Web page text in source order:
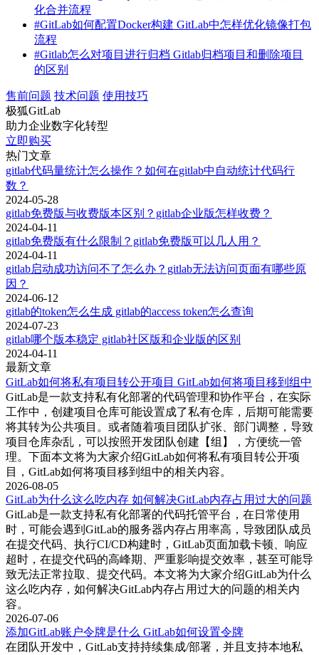
3. 应用程序错误：GitLab应用程序本身的错误也可能导致500
页面的出现。这包括代码中的bug、软件更新后的不兼容问题
或配置文件中的错误。应用程序的日志通常可以提供更多的错
误信息，帮助排查具体的问题。
4. 插件或扩展冲突：如果在GitLab中安装了第三方插件或扩
展，这些插件的冲突或不兼容也可能导致500错误。确保所有
插件和扩展都是兼容的，并且经常更新到最新版本，可以减少
这种问题的发生。
5. 文件权限问题：GitLab的运行需要访问许多文件和目录。如
果这些文件的权限设置不正确，或者文件丢失，都可能导致服
务器无法正常工作，从而显示500错误页面。
二、gitlab出现500页面怎么处理
遇到GitLab的500页面错误时，可以采取以下步骤进行处理：
1. 检查服务器日志：服务器日志是诊断500错误的第一手资
料。可以通过SSH登录到GitLab服务器，查看`/var/log/gitlab/`目
录下的日志文件，如`gitlab-rails/production.log`、
`nginx/gitlab_access.log`和`nginx/gitlab_error.log`。这些日志文件
可以提供详细的错误信息和堆栈跟踪，帮助定位问题所在。
2. 检查服务器资源：使用工具如`top`或`htop`检查服务器的
CPU和内存使用情况。如果发现资源使用过高，可以尝试增加
服务器的资源配置或者优化当前的负载。
3. 重启GitLab服务：有时候，重启GitLab服务可以解决临时的
错误。可以使用GitLab自带的命令行工具执行`sudo gitlab-ctl
restart`，以重启所有GitLab相关服务。
4. 检查数据库连接：确保数据库服务正在运行，并且配置文件
中的数据库连接设置正确。如果出现数据库问题，可以尝试重
启数据库服务，或者检查数据库的健康状况。
5. 更新和修复：确保GitLab及其所有插件和扩展都更新到最新
版本。软件的更新通常包含修复bug和解决兼容性问题的补
丁。在更新之前，最好备份当前的数据和配置，以防万一。
6. 检查文件权限：确保GitLab的文件和目录权限正确。使用
`chmod`和`chown`命令检查和修复权限问题，确保GitLab能够
访问所需的文件和目录。
化合并流程
#GitLab如何配置Docker构建 GitLab中怎样优化镜像打包
流程
#Gitlab怎么对项目进行归档 Gitlab归档项目和删除项目
的区别
售前问题 技术问题 使用技巧
极狐GitLab
助力企业数字化转型
立即购买
热门文章
gitlab代码量统计怎么操作？如何在gitlab中自动统计代码行
数？
2024-05-28
gitlab免费版与收费版本区别？gitlab企业版怎样收费？
2024-04-11
gitlab免费版有什么限制？gitlab免费版可以几人用？
2024-04-11
gitlab启动成功访问不了怎么办？gitlab无法访问页面有哪些原
因？
2024-06-12
gitlab的token怎么生成 gitlab的access token怎么查询
2024-07-23
gitlab哪个版本稳定 gitlab社区版和企业版的区别
2024-04-11
最新文章
GitLab如何将私有项目转公开项目 GitLab如何将项目移到组中
GitLab是一款支持私有化部署的代码管理和协作平台，在实际
工作中，创建项目仓库可能设置成了私有仓库，后期可能需要
将其转为公共项目。或者随着项目团队扩张、部门调整，导致
项目仓库杂乱，可以按照开发团队创建【组】，方便统一管
理。下面本文将为大家介绍GitLab如何将私有项目转公开项
目，GitLab如何将项目移到组中的相关内容。
2026-08-05
GitLab为什么这么吃内存 如何解决GitLab内存占用过大的问题
GitLab是一款支持私有化部署的代码托管平台，在日常使用
时，可能会遇到GitLab的服务器内存占用率高，导致团队成员
在提交代码、执行CI/CD构建时，GitLab页面加载卡顿、响应
超时，在提交代码的高峰期、严重影响提交效率，甚至可能导
致无法正常拉取、提交代码。本文将为大家介绍GitLab为什么
这么吃内存，如何解决GitLab内存占用过大的问题的相关内
容。
2026-07-06
添加GitLab账户令牌是什么 GitLab如何设置令牌
在团队开发中，GitLab支持持续集成/部署，并且支持本地私